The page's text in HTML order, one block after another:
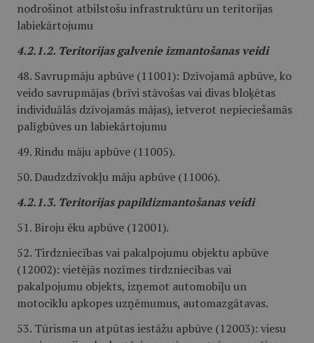
nodrošinot atbilstošu infrastruktūru un teritorijas
labiekārtojumu
4.2.1.2. Teritorijas galvenie izmantošanas veidi
48. Savrupmāju apbūve (11001): Dzīvojamā apbūve, ko
veido savrupmājas (brīvi stāvošas vai divas bloķētas
individuālās dzīvojamās mājas), ietverot nepieciešamās
palīgbūves un labiekārtojumu
49. Rindu māju apbūve (11005).
50. Daudzdzīvokļu māju apbūve (11006).
4.2.1.3. Teritorijas papildizmantošanas veidi
51. Biroju ēku apbūve (12001).
52. Tirdzniecības vai pakalpojumu objektu apbūve
(12002): vietējās nozīmes tirdzniecības vai
pakalpojumu objekts, izņemot automobiļu un
motociklu apkopes uzņēmumus, automazgātavas.
53. Tūrisma un atpūtas iestāžu apbūve (12003): viesu